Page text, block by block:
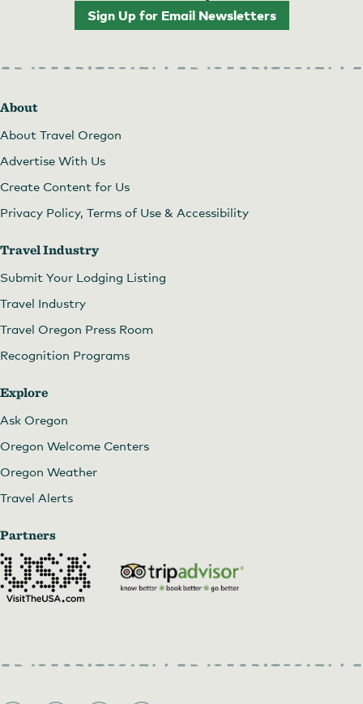
Sign Up for Email Newsletters
About
About Travel Oregon
Advertise With Us
Create Content for Us
Privacy Policy, Terms of Use & Accessibility
Travel Industry
Submit Your Lodging Listing
Travel Industry
Travel Oregon Press Room
Recognition Programs
Explore
Ask Oregon
Oregon Welcome Centers
Oregon Weather
Travel Alerts
Partners